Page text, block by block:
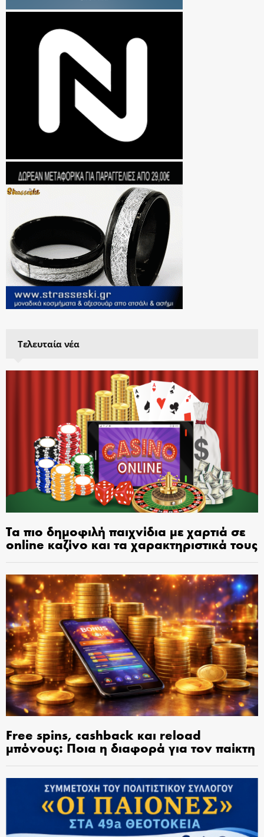
Τελευταία νέα
Τα πιο δημοφιλή παιχνίδια με χαρτιά σε
online καζίνο και τα χαρακτηριστικά τους
Free spins, cashback και reload
μπόνους: Ποια η διαφορά για τον παίκτη